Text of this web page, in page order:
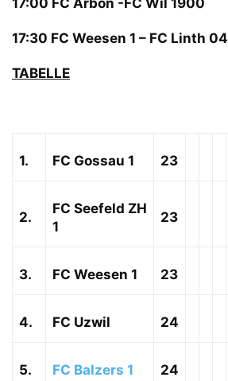
17:00 FC Arbon -FC Wil 1900
17:30 FC Weesen 1 – FC Linth 04
TABELLE
1. FC Gossau 1 23
2.
FC Seefeld ZH
1
23
3. FC Weesen 1 23
4. FC Uzwil 24
5. FC Balzers 1 24